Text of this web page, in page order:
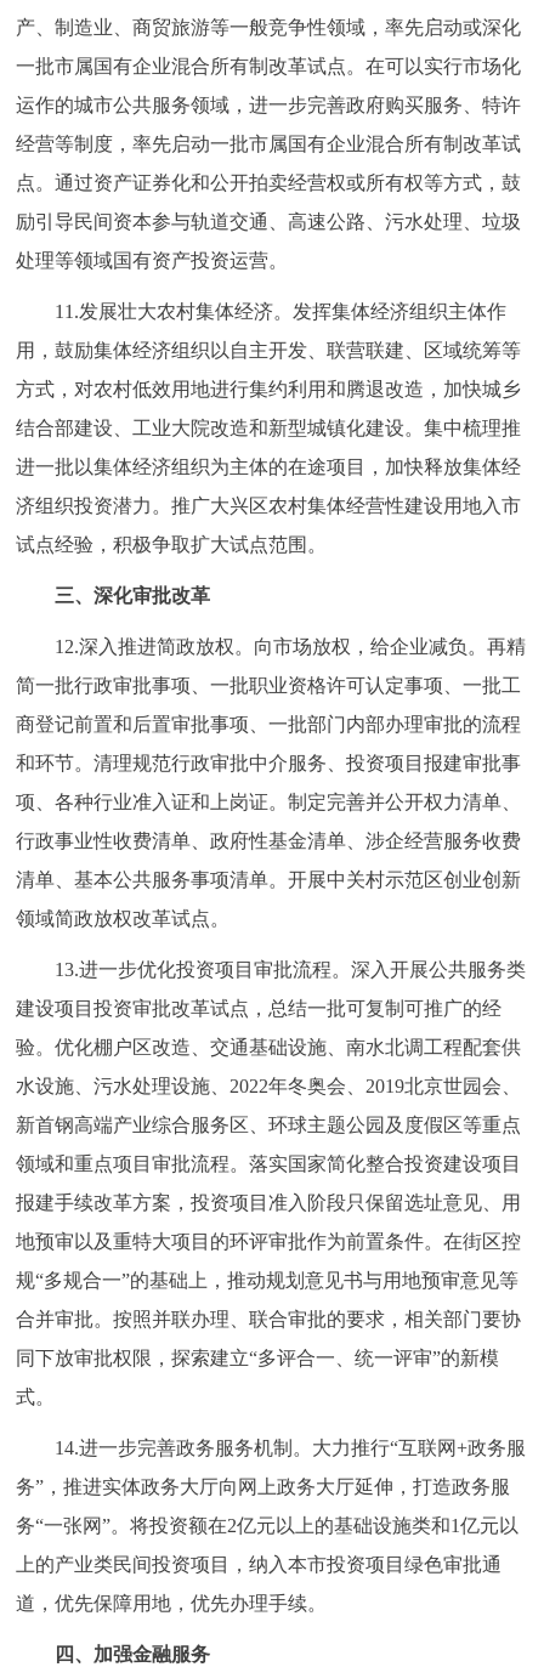
产、制造业、商贸旅游等一般竞争性领域，率先启动或深化
一批市属国有企业混合所有制改革试点。在可以实行市场化
运作的城市公共服务领域，进一步完善政府购买服务、特许
经营等制度，率先启动一批市属国有企业混合所有制改革试
点。通过资产证券化和公开拍卖经营权或所有权等方式，鼓
励引导民间资本参与轨道交通、高速公路、污水处理、垃圾
处理等领域国有资产投资运营。
11.发展壮大农村集体经济。发挥集体经济组织主体作
用，鼓励集体经济组织以自主开发、联营联建、区域统筹等
方式，对农村低效用地进行集约利用和腾退改造，加快城乡
结合部建设、工业大院改造和新型城镇化建设。集中梳理推
进一批以集体经济组织为主体的在途项目，加快释放集体经
济组织投资潜力。推广大兴区农村集体经营性建设用地入市
试点经验，积极争取扩大试点范围。
三、深化审批改革
12.深入推进简政放权。向市场放权，给企业减负。再精
简一批行政审批事项、一批职业资格许可认定事项、一批工
商登记前置和后置审批事项、一批部门内部办理审批的流程
和环节。清理规范行政审批中介服务、投资项目报建审批事
项、各种行业准入证和上岗证。制定完善并公开权力清单、
行政事业性收费清单、政府性基金清单、涉企经营服务收费
清单、基本公共服务事项清单。开展中关村示范区创业创新
领域简政放权改革试点。
13.进一步优化投资项目审批流程。深入开展公共服务类
建设项目投资审批改革试点，总结一批可复制可推广的经
验。优化棚户区改造、交通基础设施、南水北调工程配套供
水设施、污水处理设施、2022年冬奥会、2019北京世园会、
新首钢高端产业综合服务区、环球主题公园及度假区等重点
领域和重点项目审批流程。落实国家简化整合投资建设项目
报建手续改革方案，投资项目准入阶段只保留选址意见、用
地预审以及重特大项目的环评审批作为前置条件。在街区控
规“多规合一”的基础上，推动规划意见书与用地预审意见等
合并审批。按照并联办理、联合审批的要求，相关部门要协
同下放审批权限，探索建立“多评合一、统一评审”的新模
式。
14.进一步完善政务服务机制。大力推行“互联网+政务服
务”，推进实体政务大厅向网上政务大厅延伸，打造政务服
务“一张网”。将投资额在2亿元以上的基础设施类和1亿元以
上的产业类民间投资项目，纳入本市投资项目绿色审批通
道，优先保障用地，优先办理手续。
四、加强金融服务